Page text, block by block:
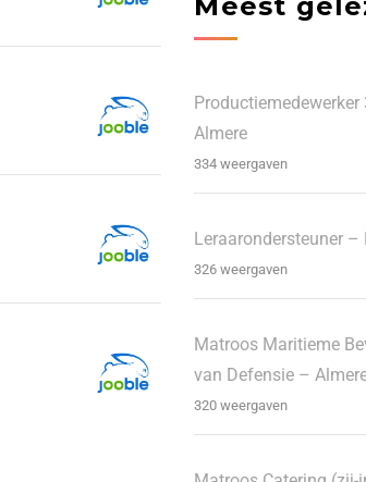
Meest
Almere
334 weergaven
Leraarondersteuner
326 weergaven
Matroos Maritieme
van Defensie –
320 weergaven